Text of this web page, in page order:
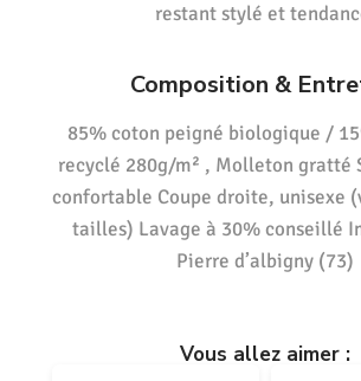
restant stylé et
Composition &
85% coton peigné biologique /
recyclé 280g/m² , Molleton gratté
confortable Coupe droite, unisexe
tailles) Lavage à 30% conseillé
Pierre d’albigny (73)
Vous allez aimer :